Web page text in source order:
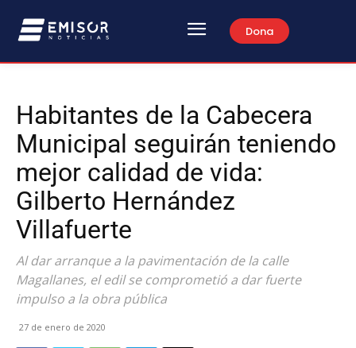
Dona
Habitantes de la Cabecera
Municipal seguirán teniendo
mejor calidad de vida:
Gilberto Hernández
Villafuerte
Al dar arranque a la pavimentación de la calle
Magallanes, el edil se comprometió a dar fuerte
impulso a la obra pública
27 de enero de 2020